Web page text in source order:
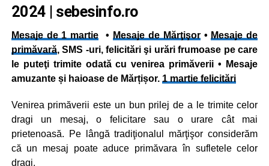
2024 | sebesinfo.ro
Mesaje de 1 martie • Mesaje de Mărţişor• Mesaje de
primăvară, SMS -uri, felicitări şi urări frumoase pe care
le puteţi trimite odată cu venirea primăverii • Mesaje
amuzante și haioase de Mărțișor. 1 martie felicitări
Venirea primăverii este un bun prilej de a le trimite celor
dragi un mesaj, o felicitare sau o urare cât mai
prietenoasă. Pe lângă tradiţionalul mărţişor considerăm
că un mesaj poate aduce primăvara în sufletele celor
dragi.